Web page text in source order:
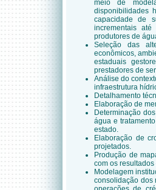
meio de
disponibilidades
capacidade de
incrementais
produtores de
Seleção das
econômicos,
estaduais
prestadores de
Análise do
infraestrutura
Detalhamento
Elaboração de
Determinação
água e
estado.
Elaboração de
projetados.
Produção de
com os
Modelagem
consolidação dos